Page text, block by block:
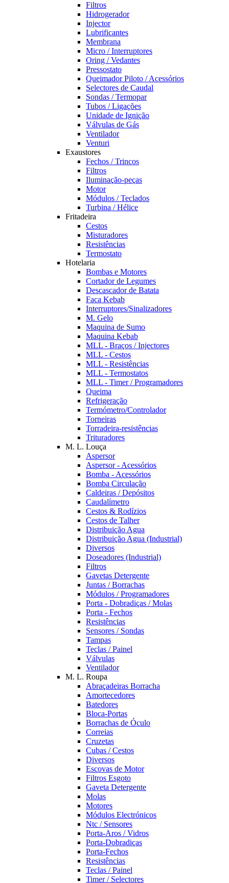
Filtros
Hidrogerador
Injector
Lubrificantes
Membrana
Micro / Interruptores
Oring / Vedantes
Pressostato
Queimador Piloto / Acessórios
Selectores de Caudal
Sondas / Termopar
Tubos / Ligações
Unidade de Ignição
Válvulas de Gás
Ventilador
Venturi
Exaustores
Fechos / Trincos
Filtros
Iluminação-peças
Motor
Módulos / Teclados
Turbina / Hélice
Fritadeira
Cestos
Misturadores
Resistências
Termostato
Hotelaria
Bombas e Motores
Cortador de Legumes
Descascador de Batata
Faca Kebab
Interruptores/Sinalizadores
M. Gelo
Maquina de Sumo
Maquina Kebab
MLL - Braços / Injectores
MLL - Cestos
MLL - Resistências
MLL - Termostatos
MLL - Timer / Programadores
Queima
Refrigeração
Termómetro/Controlador
Torneiras
Torradeira-resistências
Trituradores
M. L. Louça
Aspersor
Aspersor - Acessórios
Bomba - Acessórios
Bomba Circulação
Caldeiras / Depósitos
Caudalímetro
Cestos & Rodízios
Cestos de Talher
Distribuição Agua
Distribuição Agua (Industrial)
Diversos
Doseadores (Industrial)
Filtros
Gavetas Detergente
Juntas / Borrachas
Módulos / Programadores
Porta - Dobradiças / Molas
Porta - Fechos
Resistências
Sensores / Sondas
Tampas
Teclas / Painel
Válvulas
Ventilador
M. L. Roupa
Abraçadeiras Borracha
Amortecedores
Batedores
Bloca-Portas
Borrachas de Óculo
Correias
Cruzetas
Cubas / Cestos
Diversos
Escovas de Motor
Filtros Esgoto
Gaveta Detergente
Molas
Motores
Módulos Electrónicos
Ntc / Sensores
Porta-Aros / Vidros
Porta-Dobradiças
Porta-Fechos
Resistências
Teclas / Painel
Timer / Selectores